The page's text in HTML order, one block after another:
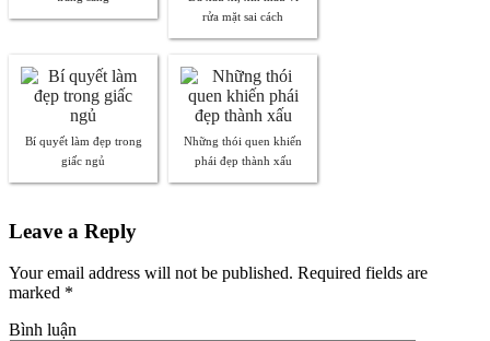
rửa mặt sai cách
Bí quyết làm đẹp trong
giấc ngủ
Những thói quen khiến
phái đẹp thành xấu
Leave a Reply
Your email address will not be published. Required fields are
marked *
Bình luận